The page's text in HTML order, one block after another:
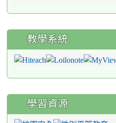
教學系統
學習資源